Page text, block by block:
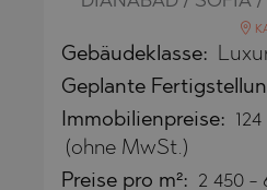
Gebäudeklasse:
Geplante
Immobilienpreise:
(ohne MwSt.)
Preise pro m²: 2 450 -